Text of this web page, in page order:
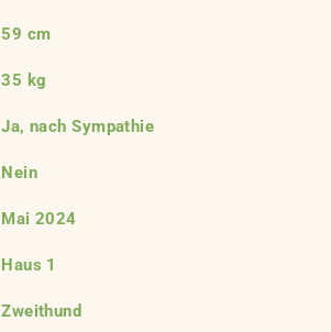
59 cm
35 kg
Ja, nach Sympathie
Nein
Mai 2024
Haus 1
Zweithund